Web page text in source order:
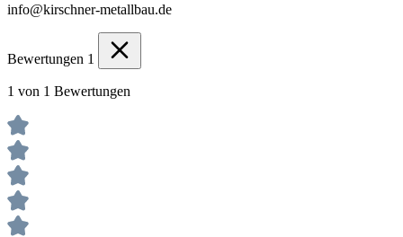
info@kirschner-metallbau.de
Bewertungen 1
1 von 1 Bewertungen